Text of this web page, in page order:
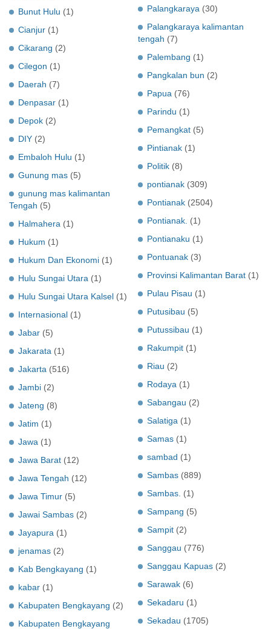
Bunut Hulu (1)
Cianjur (1)
Cikarang (2)
Cilegon (1)
Daerah (7)
Denpasar (1)
Depok (2)
DIY (2)
Embaloh Hulu (1)
Gunung mas (5)
gunung mas kalimantan
Tengah (5)
Halmahera (1)
Hukum (1)
Hukum Dan Ekonomi (1)
Hulu Sungai Utara (1)
Hulu Sungai Utara Kalsel (1)
Internasional (1)
Jabar (5)
Jakarata (1)
Jakarta (516)
Jambi (2)
Jateng (8)
Jatim (1)
Jawa (1)
Jawa Barat (12)
Jawa Tengah (12)
Jawa Timur (5)
Jawai Sambas (2)
Jayapura (1)
jenamas (2)
Kab Bengkayang (1)
kabar (1)
Kabupaten Bengkayang (2)
Kabupaten Bengkayang
Palangkaraya (30)
Palangkaraya kalimantan
tengah (7)
Palembang (1)
Pangkalan bun (2)
Papua (76)
Parindu (1)
Pemangkat (5)
Pintianak (1)
Politik (8)
pontianak (309)
Pontianak (2504)
Pontianak. (1)
Pontianaku (1)
Pontuanak (3)
Provinsi Kalimantan Barat (1)
Pulau Pisau (1)
Putusibau (5)
Putussibau (1)
Rakumpit (1)
Riau (2)
Rodaya (1)
Sabangau (2)
Salatiga (1)
Samas (1)
sambad (1)
Sambas (889)
Sambas. (1)
Sampang (5)
Sampit (2)
Sanggau (776)
Sanggau Kapuas (2)
Sarawak (6)
Sekadaru (1)
Sekadau (1705)